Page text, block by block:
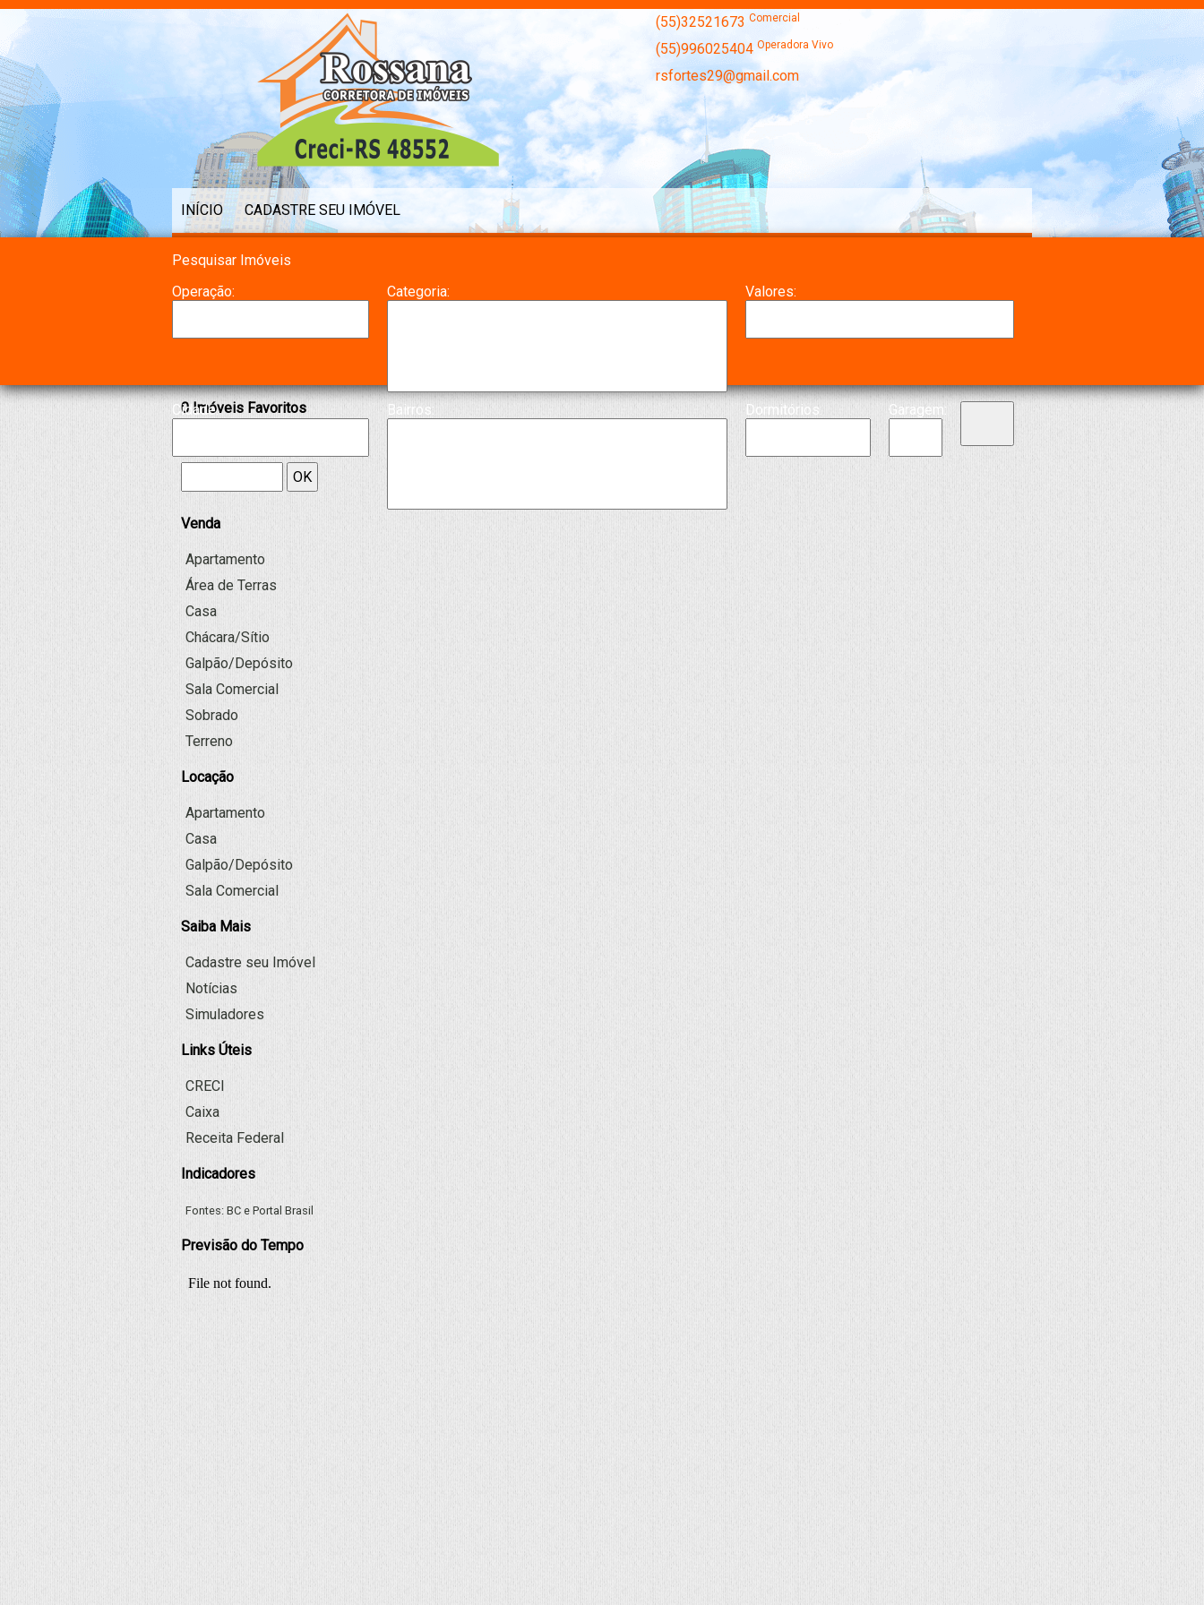
(55)32521673 Comercial
(55)996025404 Operadora Vivo
rsfortes29@gmail.com
INÍCIO CADASTRE SEU IMÓVEL
Pesquisar Imóveis
Operação:
Categoria: Valores:
Cidade: Bairros: Dormitórios: Garagem:
0Imóveis Favoritos
OK
Venda
Apartamento
Área de Terras
Casa
Chácara/Sítio
Galpão/Depósito
Sala Comercial
Sobrado
Terreno
Locação
Apartamento
Casa
Galpão/Depósito
Sala Comercial
Saiba Mais
Cadastre seu Imóvel
Notícias
Simuladores
Links Úteis
CRECI
Caixa
Receita Federal
Indicadores
Fontes: BC e Portal Brasil
Previsão do Tempo